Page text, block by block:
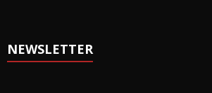
NEWSLETTER